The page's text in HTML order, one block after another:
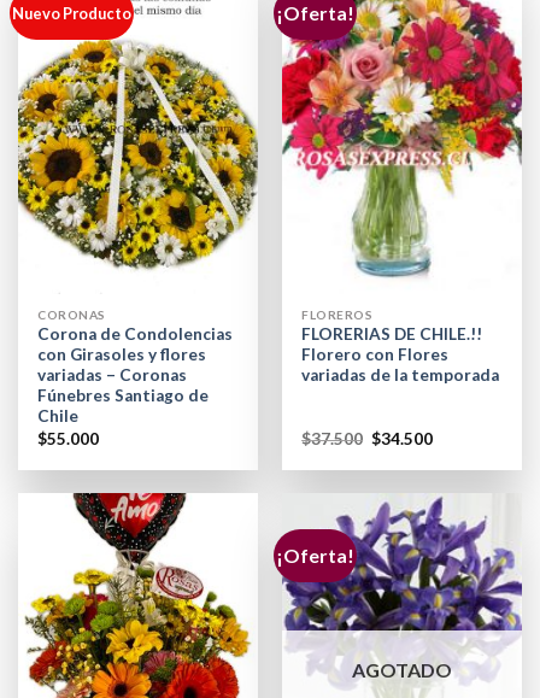
Nuevo Producto
CORONAS
Corona de Condolencias
con Girasoles y flores
variadas – Coronas
Fúnebres Santiago de
Chile
$55.000
¡Oferta!
FLOREROS
FLORERIAS DE CHILE.!!
Florero con Flores
variadas de la temporada
$37.500 $34.500
¡Oferta!
AGOTADO